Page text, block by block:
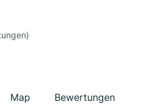
Map Bewertungen